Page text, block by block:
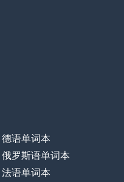
德语单词本
俄罗斯语单词本
法语单词本